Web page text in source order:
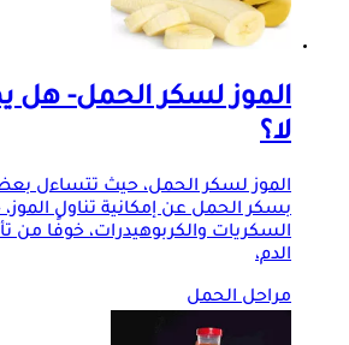
الموز لسكر الحمل- هل
لا؟
الموز لسكر الحمل، حيث تتساءل
بسكر الحمل عن إمكانية تناول
السكريات والكربوهيدرات، خوفًا من
الدم،
مراحل الحمل